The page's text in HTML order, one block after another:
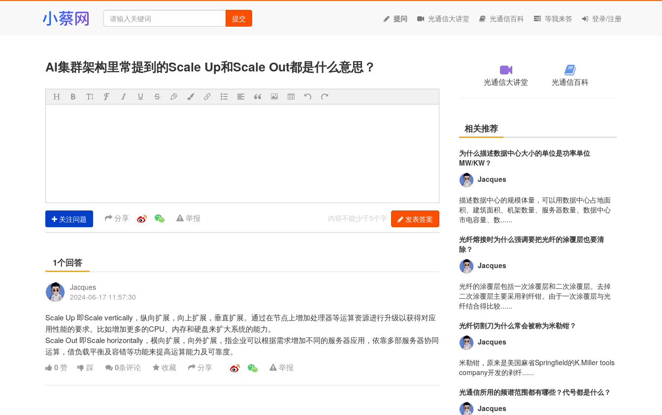
提交 提问 光通信大讲堂 光通信百科 等我来答 登录/注册
AI集群架构里常提到的Scale Up和Scale Out都是什么意思？
内容不能少于5个字 发表答案
关注问题 分享 举报
1个回答
Jacques
2024-06-17 11:57:30
Scale Up 即Scale vertically，纵向扩展，向上扩展，垂直扩展。通过在节点上增加处理器等运算资源进行升级以获得对应
用性能的要求。比如增加更多的CPU、内存和硬盘来扩大系统的能力。
Scale Out 即Scale horizontally，横向扩展，向外扩展，指企业可以根据需求增加不同的服务器应用，依靠多部服务器协同
运算，借负载平衡及容错等功能来提高运算能力及可靠度。
0 赞 踩 0条评论 收藏 分享 举报
光通信大讲堂 光通信百科
相关推荐
为什么描述数据中心大小的单位是功率单位
MW/KW？
Jacques
描述数据中心的规模体量，可以用数据中心占地面
积、建筑面积、机架数量、服务器数量、数据中心
市电容量、数......
光纤熔接时为什么强调要把光纤的涂覆层也要清
除？
Jacques
光纤的涂覆层包括一次涂覆层和二次涂覆层。去掉
二次涂覆层主要采用剥纤钳。由于一次涂覆层与光
纤结合得比较......
光纤切割刀为什么常会被称为米勒钳？
Jacques
米勒钳，原来是美国麻省Springfield的K.Miller tools
company开发的剥纤......
光通信所用的频谱范围都有哪些？代号都是什么？
Jacques